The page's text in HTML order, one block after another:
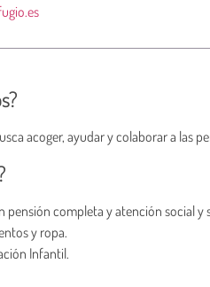
acoger, ayudar y colaborar a las
pensión completa y atención social y
y ropa.
Infantil.